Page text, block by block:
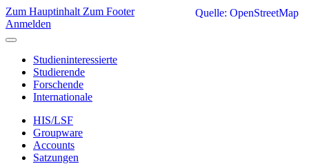
Zum Hauptinhalt Zum Footer
Anmelden
Studieninteressierte
Studierende
Forschende
Internationale
HIS/LSF
Groupware
Accounts
Satzungen
Quelle: OpenStreetMap